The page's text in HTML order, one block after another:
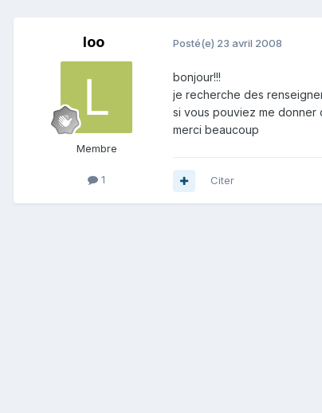
loo
Membre
1
Posté(e) 23 avril 2008
bonjour!!!
je recherche des
si vous pouviez me donner
merci beaucoup
Citer